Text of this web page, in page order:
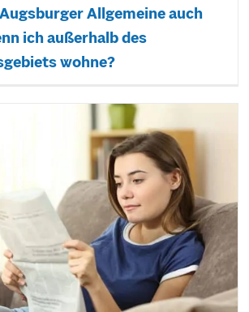
Allgemeine auch
ich außerhalb des
wohne?